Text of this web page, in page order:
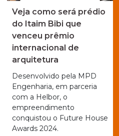
Veja como será prédio
do Itaim Bibi que
venceu prêmio
internacional de
arquitetura
Desenvolvido pela MPD
Engenharia, em parceria
com a Helbor, o
empreendimento
conquistou o Future House
Awards 2024.